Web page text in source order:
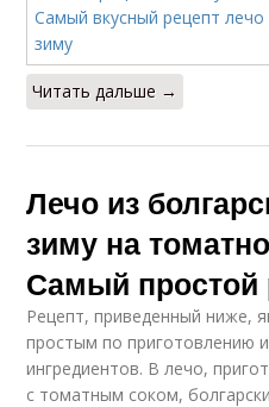
Читать дальше →
Лечо из
зиму на
Самый простой
Рецепт, приведенный ниже,
простым по приготовлению
ингредиентов. В лечо,
с томатным соком,